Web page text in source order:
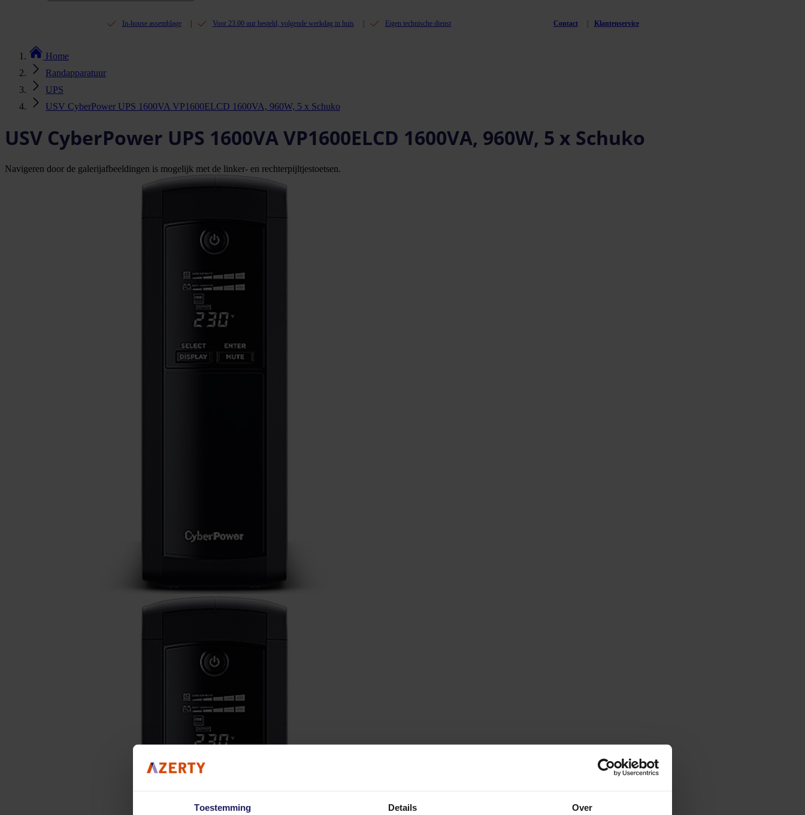
Toestemming Details Over
In-house assemblage Voor 23.00 uur besteld, volgende werkdag in huis Eigen technische dienst Contact Klantenservice
Home
Randapparatuur
UPS
USV CyberPower UPS 1600VA VP1600ELCD 1600VA, 960W, 5 x Schuko
USV CyberPower UPS 1600VA VP1600ELCD 1600VA, 960W, 5 x Schuko
Navigeren door de galerijafbeeldingen is mogelijk met de linker- en rechterpijltjestoetsen.